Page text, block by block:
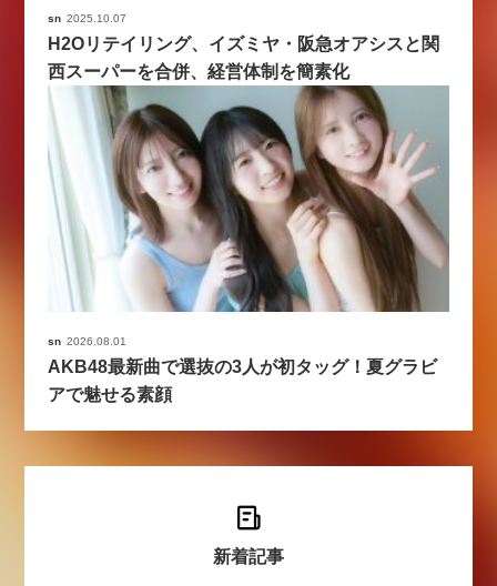
sn 2025.10.07
H2Oリテイリング、イズミヤ・阪急オアシスと関
西スーパーを合併、経営体制を簡素化
sn 2026.08.01
AKB48最新曲で選抜の3人が初タッグ！夏グラビ
アで魅せる素顔
新着記事